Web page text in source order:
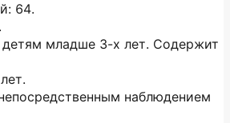
64.
младше 3-х лет. Содержит
наблюдением